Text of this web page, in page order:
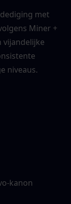
met
Miner +
vijandelijke
niveaus.
kanon